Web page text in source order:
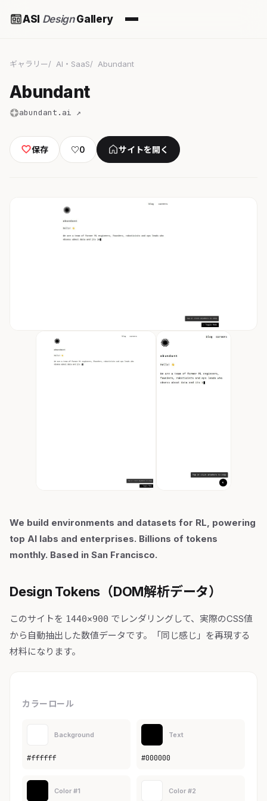
ASI DesignGallery
ギャラリー AI・SaaS Abundant
Abundant
abundant.ai ↗
保存 ♡0 サイトを開く
We build environments and datasets for RL, powering
top AI labs and enterprises. Billions of tokens
monthly. Based in San Francisco.
Design Tokens（DOM解析データ）
このサイトを 1440×900 でレンダリングして、実際のCSS値
から自動抽出した数値データです。「同じ感じ」を再現する
材料になります。
カラーロール
Background
#ffffff
Text
#000000
Color #1 Color #2